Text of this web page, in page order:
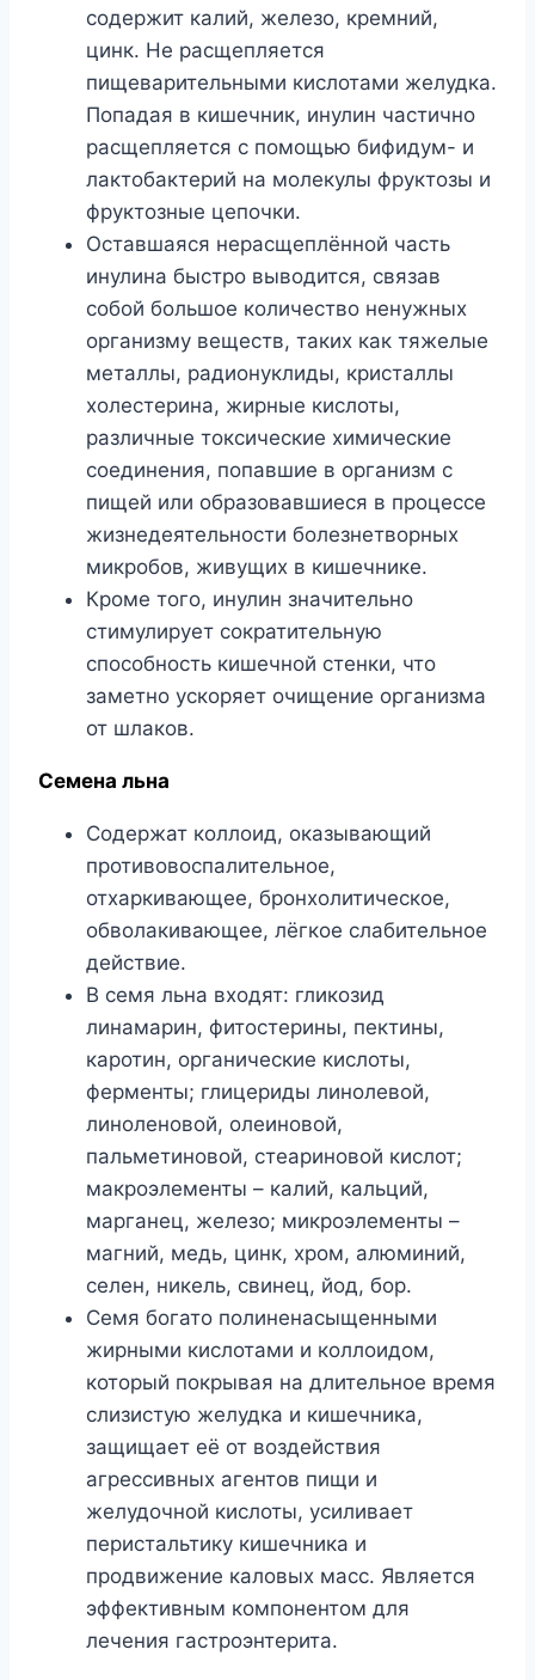
содержит калий, железо, кремний,
цинк. Не расщепляется
пищеварительными кислотами желудка.
Попадая в кишечник, инулин частично
расщепляется с помощью бифидум- и
лактобактерий на молекулы фруктозы и
фруктозные цепочки.
Оставшаяся нерасщеплённой часть
инулина быстро выводится, связав
собой большое количество ненужных
организму веществ, таких как тяжелые
металлы, радионуклиды, кристаллы
холестерина, жирные кислоты,
различные токсические химические
соединения, попавшие в организм с
пищей или образовавшиеся в процессе
жизнедеятельности болезнетворных
микробов, живущих в кишечнике.
Кроме того, инулин значительно
стимулирует сократительную
способность кишечной стенки, что
заметно ускоряет очищение организма
от шлаков.
Семена льна
Содержат коллоид, оказывающий
противовоспалительное,
отхаркивающее, бронхолитическое,
обволакивающее, лёгкое слабительное
действие.
В семя льна входят: гликозид
линамарин, фитостерины, пектины,
каротин, органические кислоты,
ферменты; глицериды линолевой,
линоленовой, олеиновой,
пальметиновой, стеариновой кислот;
макроэлементы – калий, кальций,
марганец, железо; микроэлементы –
магний, медь, цинк, хром, алюминий,
селен, никель, свинец, йод, бор.
Семя богато полиненасыщенными
жирными кислотами и коллоидом,
который покрывая на длительное время
слизистую желудка и кишечника,
защищает её от воздействия
агрессивных агентов пищи и
желудочной кислоты, усиливает
перистальтику кишечника и
продвижение каловых масс. Является
эффективным компонентом для
лечения гастроэнтерита.